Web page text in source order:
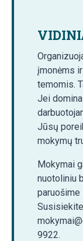
įmonėms
temomis.
Jei
Jūsų
mokymų
Mokymai
nuotoliniu
paruošime
9922.